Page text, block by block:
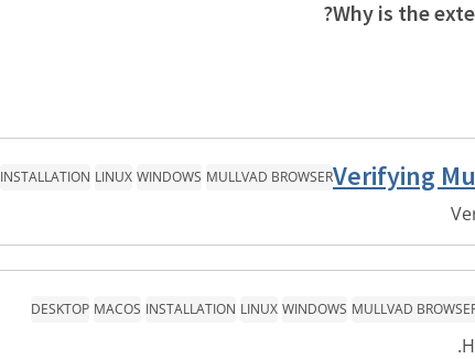
Why is the
Verifying
MULLVAD BROWSER
WINDOWS
LINUX
INSTALLATION
MULLVAD
WINDOWS
LINUX
INSTALLATION
MACOS
DESKTOP